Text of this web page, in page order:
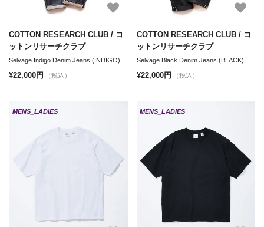
COTTON RESEARCH CLUB / コ
ットンリサーチクラブ
Selvage Indigo Denim Jeans (INDIGO)
¥22,000円 （税込）
COTTON RESEARCH CLUB / コ
ットンリサーチクラブ
Selvage Black Denim Jeans (BLACK)
¥22,000円 （税込）
MENS_LADIES MENS_LADIES